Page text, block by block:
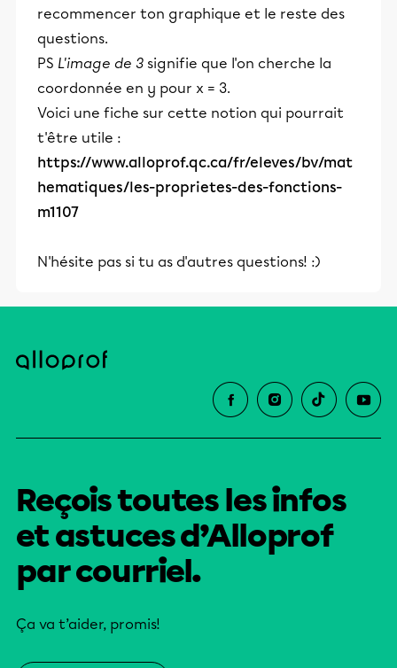
recommencer ton graphique et le reste des
questions.
PS L'image de 3 signifie que l'on cherche la
coordonnée en y pour x = 3.
Voici une fiche sur cette notion qui pourrait
t'être utile :
https://www.alloprof.qc.ca/fr/eleves/bv/mat
hematiques/les-proprietes-des-fonctions-
m1107
N'hésite pas si tu as d'autres questions! :)
Reçois toutes les infos
et astuces d’Alloprof
par courriel.
Ça va t’aider, promis!